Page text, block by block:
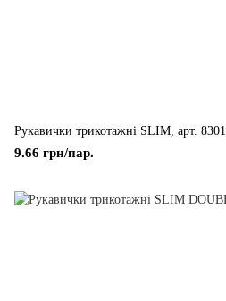
Рукавички трикотажні SLIM, арт. 8301
9.66 грн/пар.